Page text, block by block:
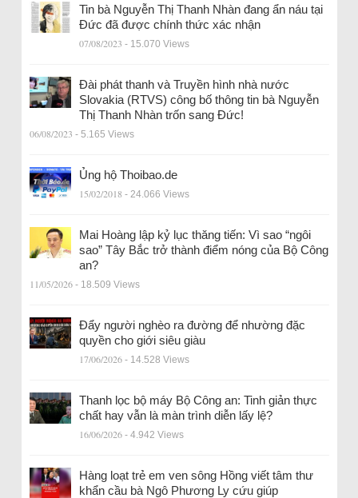
Tin bà Nguyễn Thị Thanh Nhàn đang ẩn náu tại
Đức đã được chính thức xác nhận
07/08/2023 - 15.070 Views
Đài phát thanh và Truyền hình nhà nước
Slovakia (RTVS) công bố thông tin bà Nguyễn
Thị Thanh Nhàn trốn sang Đức!
06/08/2023 - 5.165 Views
Ủng hộ Thoibao.de
15/02/2018 - 24.066 Views
Mai Hoàng lập kỷ lục thăng tiến: Vì sao “ngôi
sao” Tây Bắc trở thành điểm nóng của Bộ Công
an?
11/05/2026 - 18.509 Views
Đẩy người nghèo ra đường để nhường đặc
quyền cho giới siêu giàu
17/06/2026 - 14.528 Views
Thanh lọc bộ máy Bộ Công an: Tinh giản thực
chất hay vẫn là màn trình diễn lấy lệ?
16/06/2026 - 4.942 Views
Hàng loạt trẻ em ven sông Hồng viết tâm thư
khẩn cầu bà Ngô Phương Ly cứu giúp